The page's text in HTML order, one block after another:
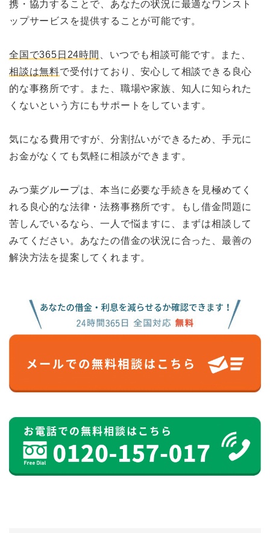
携・協力することで、あなたの状況に最適なワンスト
ップサービスを提供することが可能です。
全国で365日24時間
、いつでも相談可能です。また、
相談は無料で受付けており、安心して相談できる良心
的な事務所です。また、職場や家族、知人に知られた
くないという方にもサポートをしています。
気になる費用ですが、分割払いができるため、手元に
お金がなくても気軽に相談ができます。
みつ葉グループは、本当に必要な手続きを見極めてく
れる良心的な法律・法務事務所です。もし借金問題に
苦しんでいるなら、一人で悩ますに、まずは相談して
みてください。あなたの借金の状況に合った、最善の
解決方法を提案してくれます。